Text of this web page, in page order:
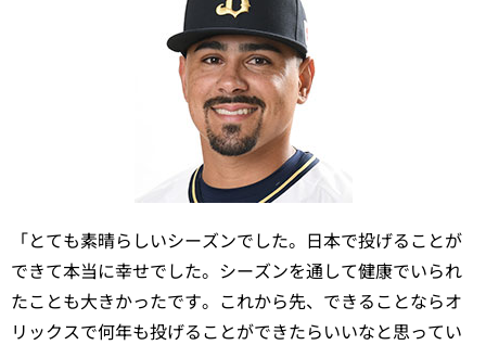
「とても素晴らしいシーズンでした。日本で投げることが
できて本当に幸せでした。シーズンを通して健康でいられ
たことも大きかったです。これから先、できることならオ
リックスで何年も投げることができたらいいなと思ってい